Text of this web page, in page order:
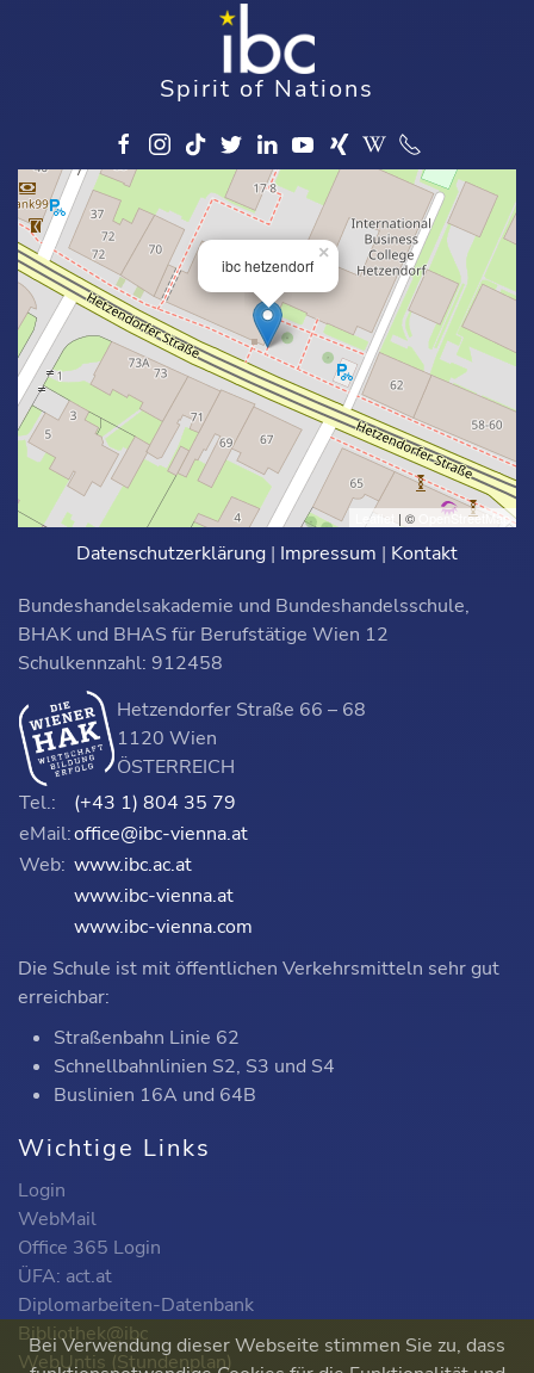
Spirit of Nations
ibc hetzendorf
×
Leaflet | © OpenStreetMap
Datenschutzerklärung | Impressum | Kontakt
Bundeshandelsakademie und Bundeshandelsschule,
BHAK und BHAS für Berufstätige Wien 12
Schulkennzahl: 912458
Hetzendorfer Straße 66 – 68
1120 Wien
ÖSTERREICH
Tel.:
(+43 1) 804 35 79
eMail:office@ibc-vienna.at
Web: www.ibc.ac.at
www.ibc-vienna.at
www.ibc-vienna.com
Die Schule ist mit öffentlichen Verkehrsmitteln sehr gut
erreichbar:
Straßenbahn Linie 62
Schnellbahnlinien S2, S3 und S4
Buslinien 16A und 64B
Wichtige Links
Login
WebMail
Office 365 Login
ÜFA: act.at
Diplomarbeiten-Datenbank
Bibliothek@ibc
WebUntis (Stundenplan)
Bei Verwendung dieser Webseite stimmen Sie zu, dass